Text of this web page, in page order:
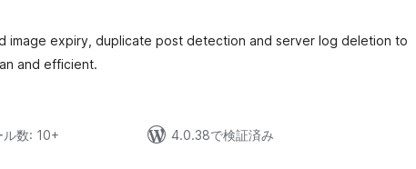
image expiry, duplicate post detection and server log deletion to
and efficient.
ル数: 10+
4.0.38で検証済み